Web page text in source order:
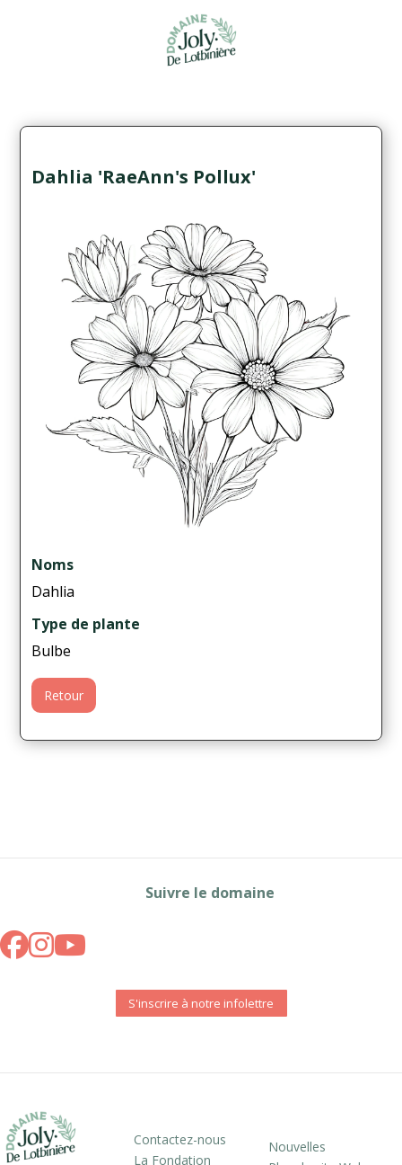
Dahlia 'RaeAnn's Pollux'
Noms
Dahlia
Type de plante
Bulbe
Retour
Suivre le domaine
S'inscrire à notre infolettre
Contactez-nous
La Fondation
Nouvelles